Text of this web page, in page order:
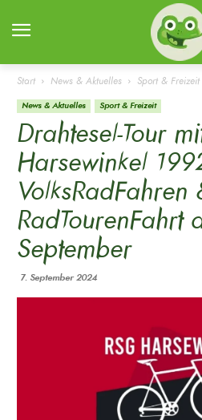
Start News & Aktuelles Sport & Freizeit
News & Aktuelles Sport & Freizeit
Drahtesel-Tour
Harsewinkel
VolksRadFahren
RadTourenFahrt
September
7. September 2024